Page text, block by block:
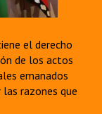
el derecho
de los actos
emanados
las razones que